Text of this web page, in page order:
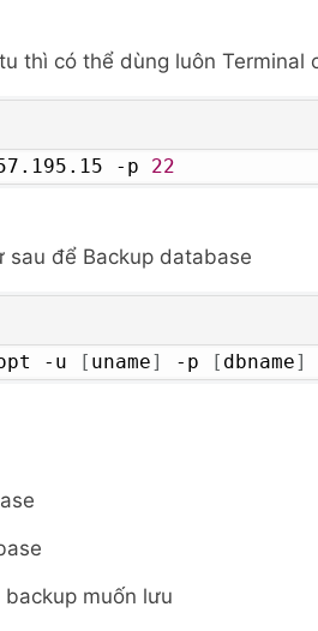
thì có thể dùng luôn Terminal
-p 22
sau để Backup database
-u [ uname] -p [ dbname]
backup muốn lưu